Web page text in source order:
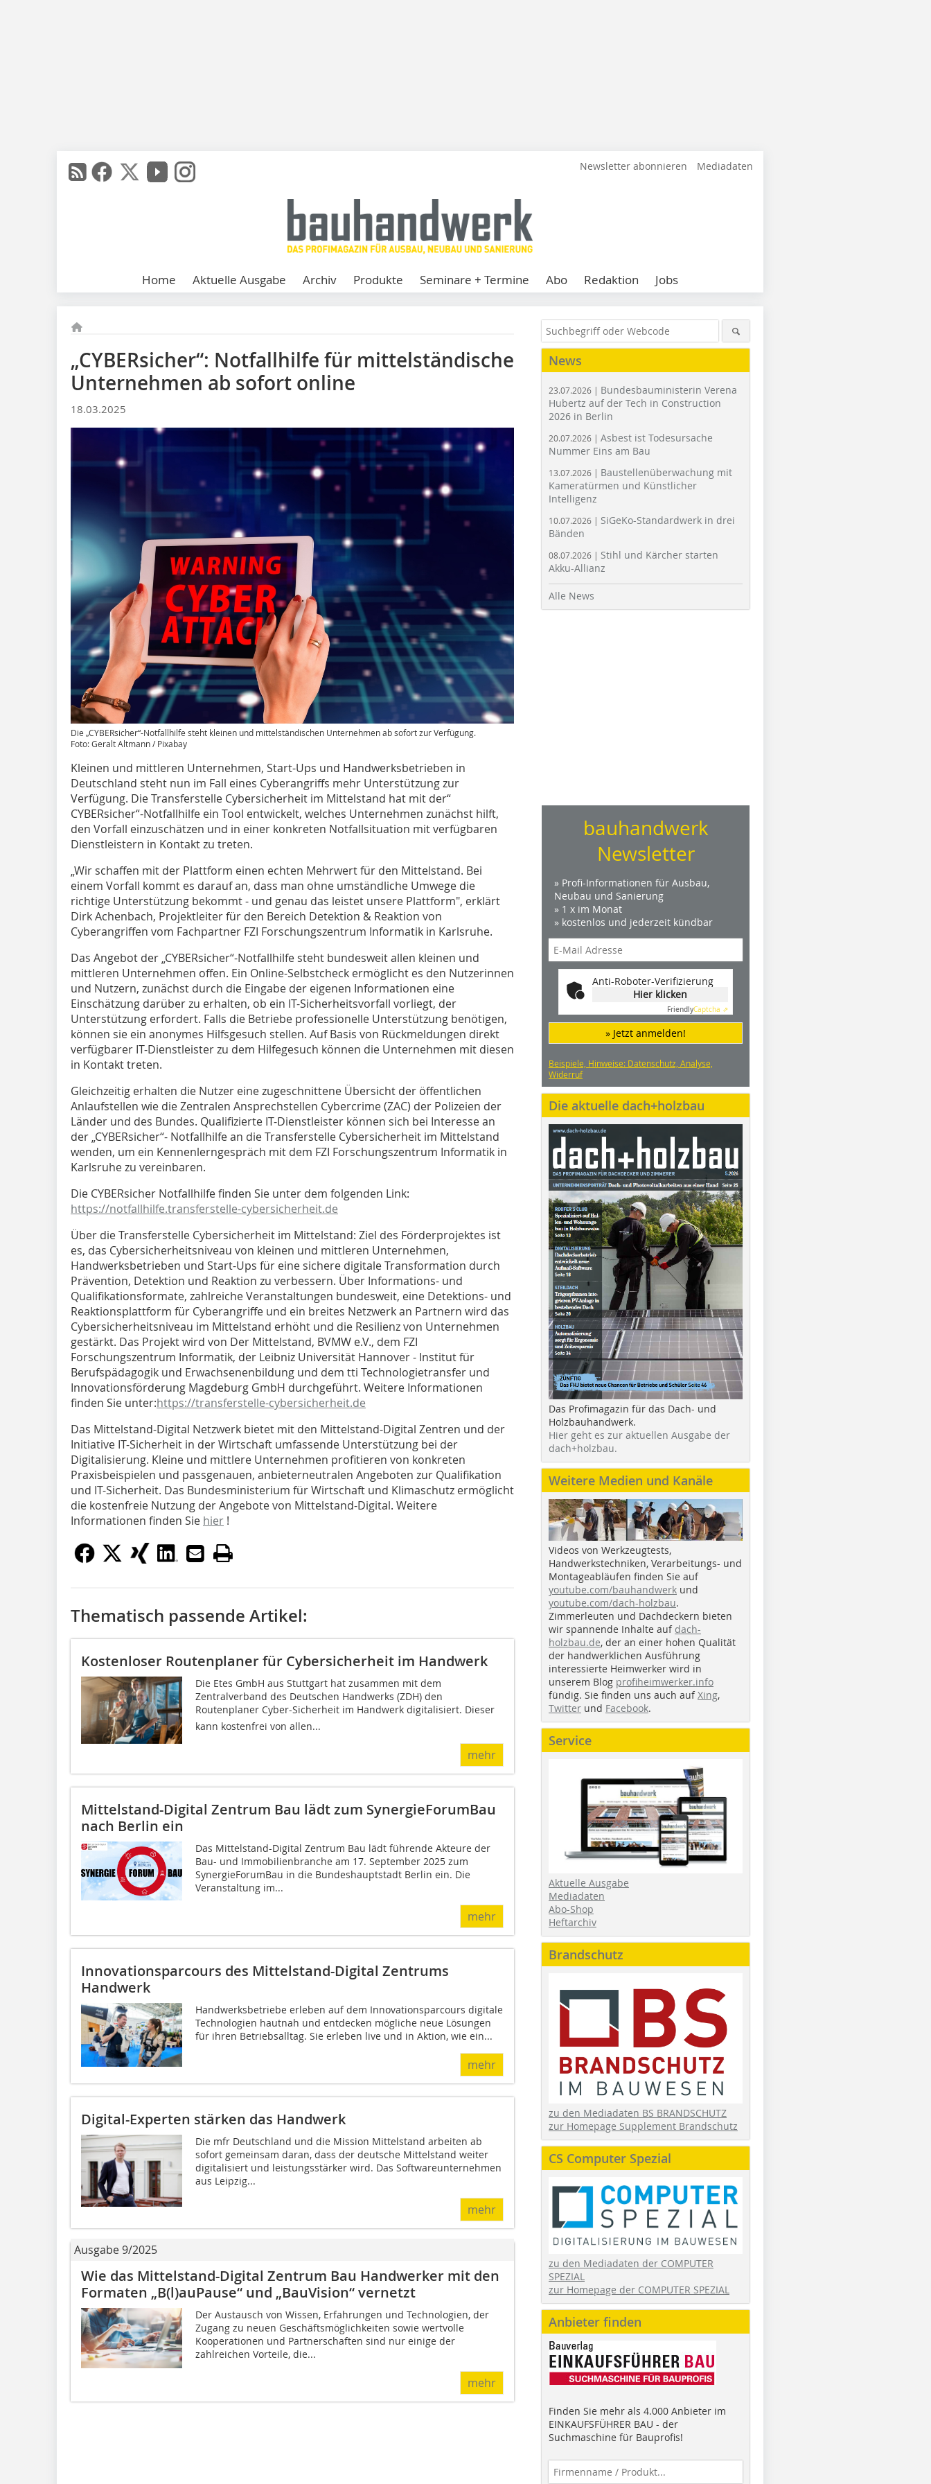
Newsletter abonnieren Mediadaten
Home Aktuelle Ausgabe Archiv Produkte Seminare + Termine Abo Redaktion Jobs
„CYBERsicher“: Notfallhilfe für mittelständische
Unternehmen ab sofort online
18.03.2025
Die „CYBERsicher“-Notfallhilfe steht kleinen und mittelständischen Unternehmen ab sofort zur Verfügung.
Foto: Geralt Altmann / Pixabay
Kleinen und mittleren Unternehmen, Start-Ups und Handwerksbetrieben in
Deutschland steht nun im Fall eines Cyberangriffs mehr Unterstützung zur
Verfügung. Die Transferstelle Cybersicherheit im Mittelstand hat mit der“
CYBERsicher“-Notfallhilfe ein Tool entwickelt, welches Unternehmen zunächst hilft,
den Vorfall einzuschätzen und in einer konkreten Notfallsituation mit verfügbaren
Dienstleistern in Kontakt zu treten.
„Wir schaffen mit der Plattform einen echten Mehrwert für den Mittelstand. Bei
einem Vorfall kommt es darauf an, dass man ohne umständliche Umwege die
richtige Unterstützung bekommt - und genau das leistet unsere Plattform", erklärt
Dirk Achenbach, Projektleiter für den Bereich Detektion & Reaktion von
Cyberangriffen vom Fachpartner FZI Forschungszentrum Informatik in Karlsruhe.
Das Angebot der „CYBERsicher“-Notfallhilfe steht bundesweit allen kleinen und
mittleren Unternehmen offen. Ein Online-Selbstcheck ermöglicht es den Nutzerinnen
und Nutzern, zunächst durch die Eingabe der eigenen Informationen eine
Einschätzung darüber zu erhalten, ob ein IT-Sicherheitsvorfall vorliegt, der
Unterstützung erfordert. Falls die Betriebe professionelle Unterstützung benötigen,
können sie ein anonymes Hilfsgesuch stellen. Auf Basis von Rückmeldungen direkt
verfügbarer IT-Dienstleister zu dem Hilfegesuch können die Unternehmen mit diesen
in Kontakt treten.
Gleichzeitig erhalten die Nutzer eine zugeschnittene Übersicht der öffentlichen
Anlaufstellen wie die Zentralen Ansprechstellen Cybercrime (ZAC) der Polizeien der
Länder und des Bundes. Qualifizierte IT-Dienstleister können sich bei Interesse an
der „CYBERsicher“- Notfallhilfe an die Transferstelle Cybersicherheit im Mittelstand
wenden, um ein Kennenlerngespräch mit dem FZI Forschungszentrum Informatik in
Karlsruhe zu vereinbaren.
Die CYBERsicher Notfallhilfe finden Sie unter dem folgenden Link:
https://notfallhilfe.transferstelle-cybersicherheit.de
Über die Transferstelle Cybersicherheit im Mittelstand: Ziel des Förderprojektes ist
es, das Cybersicherheitsniveau von kleinen und mittleren Unternehmen,
Handwerksbetrieben und Start-Ups für eine sichere digitale Transformation durch
Prävention, Detektion und Reaktion zu verbessern. Über Informations- und
Qualifikationsformate, zahlreiche Veranstaltungen bundesweit, eine Detektions- und
Reaktionsplattform für Cyberangriffe und ein breites Netzwerk an Partnern wird das
Cybersicherheitsniveau im Mittelstand erhöht und die Resilienz von Unternehmen
gestärkt. Das Projekt wird von Der Mittelstand, BVMW e.V., dem FZI
Forschungszentrum Informatik, der Leibniz Universität Hannover - Institut für
Berufspädagogik und Erwachsenenbildung und dem tti Technologietransfer und
Innovationsförderung Magdeburg GmbH durchgeführt. Weitere Informationen
finden Sie unter:https://transferstelle-cybersicherheit.de
Das Mittelstand-Digital Netzwerk bietet mit den Mittelstand-Digital Zentren und der
Initiative IT-Sicherheit in der Wirtschaft umfassende Unterstützung bei der
Digitalisierung. Kleine und mittlere Unternehmen profitieren von konkreten
Praxisbeispielen und passgenauen, anbieterneutralen Angeboten zur Qualifikation
und IT-Sicherheit. Das Bundesministerium für Wirtschaft und Klimaschutz ermöglicht
die kostenfreie Nutzung der Angebote von Mittelstand-Digital. Weitere
Informationen finden Sie hier !
Thematisch passende Artikel:
Kostenloser Routenplaner für Cybersicherheit im Handwerk
Die Etes GmbH aus Stuttgart hat zusammen mit dem
Zentralverband des Deutschen Handwerks (ZDH) den
Routenplaner Cyber-Sicherheit im Handwerk digitalisiert. Dieser
kann kostenfrei von allen...
mehr
Mittelstand-Digital Zentrum Bau lädt zum SynergieForumBau
nach Berlin ein
Das Mittelstand-Digital Zentrum Bau lädt führende Akteure der
Bau- und Immobilienbranche am 17. September 2025 zum
SynergieForumBau in die Bundeshauptstadt Berlin ein. Die
Veranstaltung im...
mehr
Innovationsparcours des Mittelstand-Digital Zentrums
Handwerk
Handwerksbetriebe erleben auf dem Innovationsparcours digitale
Technologien hautnah und entdecken mögliche neue Lösungen
für ihren Betriebsalltag. Sie erleben live und in Aktion, wie ein...
mehr
Digital-Experten stärken das Handwerk
Die mfr Deutschland und die Mission Mittelstand arbeiten ab
sofort gemeinsam daran, dass der deutsche Mittelstand weiter
digitalisiert und leistungsstärker wird. Das Softwareunternehmen
aus Leipzig...
mehr
Ausgabe 9/2025
Wie das Mittelstand-Digital Zentrum Bau Handwerker mit den
Formaten „B(l)auPause“ und „BauVision“ vernetzt
Der Austausch von Wissen, Erfahrungen und Technologien, der
Zugang zu neuen Geschäftsmöglichkeiten sowie wertvolle
Kooperationen und Partnerschaften sind nur einige der
zahlreichen Vorteile, die...
mehr
News
23.07.2026 | Bundesbauministerin Verena
Hubertz auf der Tech in Construction
2026 in Berlin
20.07.2026 | Asbest ist Todesursache
Nummer Eins am Bau
13.07.2026 | Baustellenüberwachung mit
Kameratürmen und Künstlicher
Intelligenz
10.07.2026 | SiGeKo-Standardwerk in drei
Bänden
08.07.2026 | Stihl und Kärcher starten
Akku-Allianz
Alle News
bauhandwerk
Newsletter
» Profi-Informationen für Ausbau,
Neubau und Sanierung
» 1 x im Monat
» kostenlos und jederzeit kündbar
Anti-Roboter-Verifizierung
Hier klicken
FriendlyCaptcha ⇗
» Jetzt anmelden!
Beispiele, Hinweise: Datenschutz, Analyse,
Widerruf
Die aktuelle dach+holzbau
Das Profimagazin für das Dach- und
Holzbauhandwerk.
Hier geht es zur aktuellen Ausgabe der
dach+holzbau.
Weitere Medien und Kanäle
Videos von Werkzeugtests,
Handwerkstechniken, Verarbeitungs- und
Montageabläufen finden Sie auf
youtube.com/bauhandwerk und
youtube.com/dach-holzbau.
Zimmerleuten und Dachdeckern bieten
wir spannende Inhalte auf dach-
holzbau.de, der an einer hohen Qualität
der handwerklichen Ausführung
interessierte Heimwerker wird in
unserem Blog profiheimwerker.info
fündig. Sie finden uns auch aufXing,
Twitter und Facebook.
Service
Aktuelle Ausgabe
Mediadaten
Abo-Shop
Heftarchiv
Brandschutz
zu den Mediadaten BS BRANDSCHUTZ
zur Homepage Supplement Brandschutz
CS Computer Spezial
zu den Mediadaten der COMPUTER
SPEZIAL
zur Homepage der COMPUTER SPEZIAL
Anbieter finden
Finden Sie mehr als 4.000 Anbieter im
EINKAUFSFÜHRER BAU - der
Suchmaschine für Bauprofis!